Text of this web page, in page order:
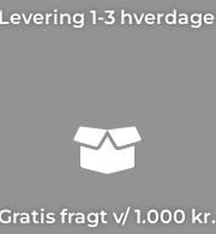
Levering 1-3 hverdage

fragt v/ 1.000 kr.